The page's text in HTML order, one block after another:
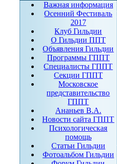
Важная информация
Осенний Фестиваль
2017
Клуб Гильдии
О Гильдии ППТ
Объявления Гильдии
Программы ГППТ
Специалисты ГППТ
Секции ГППТ
Московское
представительство
ГППТ
Ананьев В.А.
Новости сайта ГППТ
Психологическая
помощь
Статьи Гильдии
Фотоальбом Гильдии